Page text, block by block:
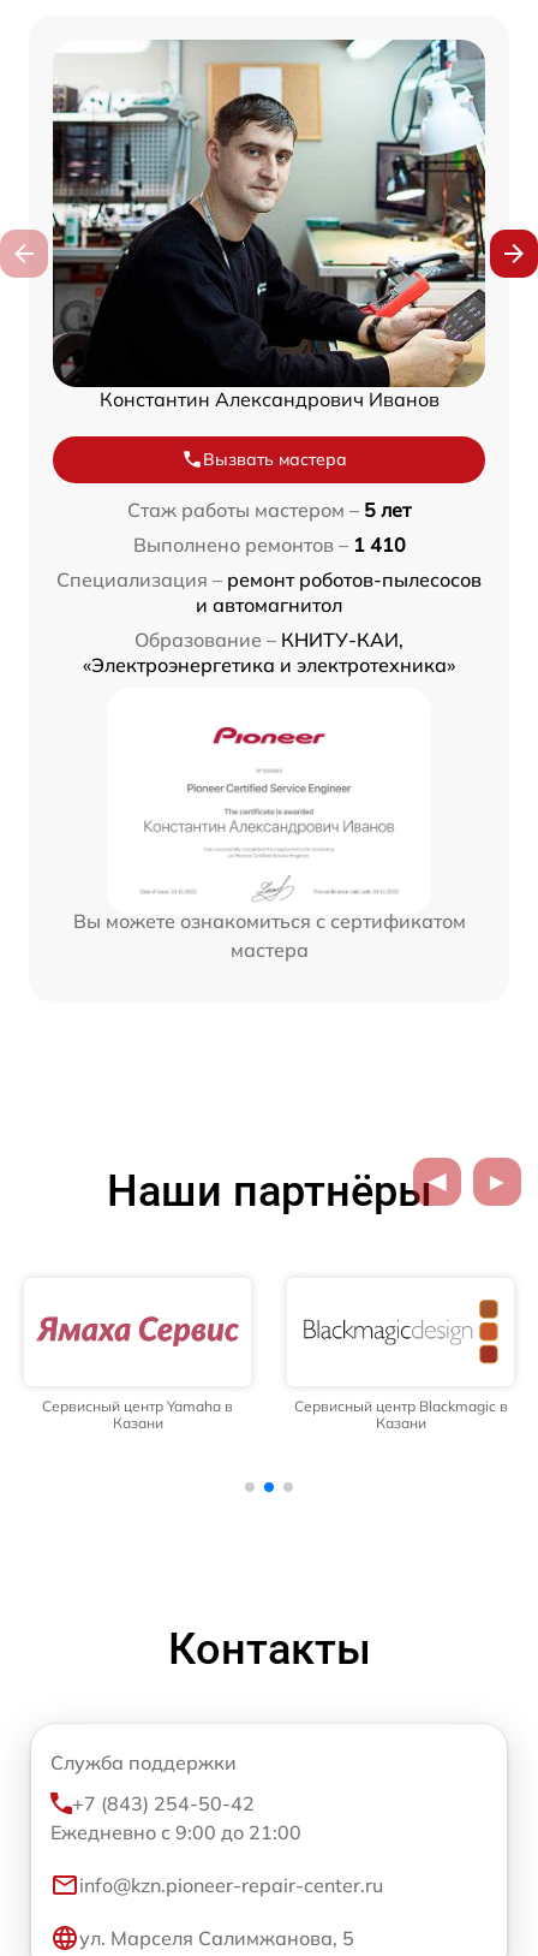
Константин Александрович Иванов
Вызвать мастера
Стаж работы мастером – 5 лет
Выполнено ремонтов – 1 410
Специализация – ремонт роботов-пылесосов
и автомагнитол
Образование – КНИТУ-КАИ,
«Электроэнергетика и электротехника»
Вы можете ознакомиться с сертификатом
мастера
Наши партнёры
Сервисный центр Yamaha в
Казани
Сервисный центр Blackmagic в
Казани
Контакты
Служба поддержки
+7 (843) 254-50-42
Ежедневно с 9:00 до 21:00
info@kzn.pioneer-repair-center.ru
ул. Марселя Салимжанова, 5